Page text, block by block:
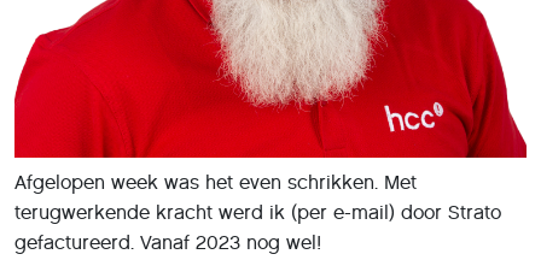
Afgelopen week was het even schrikken. Met
terugwerkende kracht werd ik (per e-mail) door Strato
gefactureerd. Vanaf 2023 nog wel!